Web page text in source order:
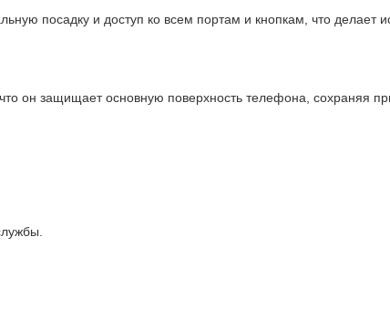
посадку и доступ ко всем портам и кнопкам, что делает
он защищает основную поверхность телефона, сохраняя